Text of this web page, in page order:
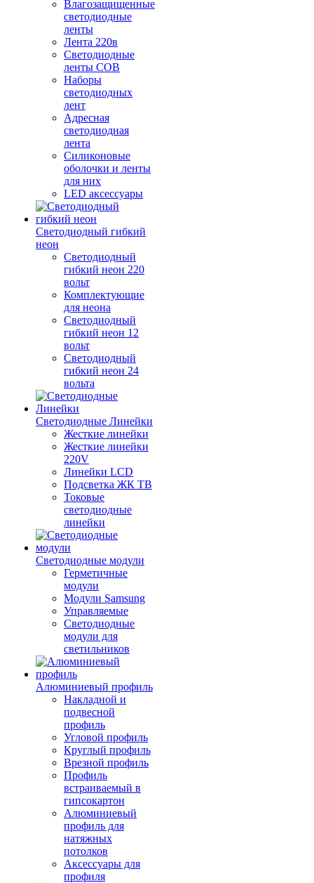
Влагозащищенные
светодиодные
ленты
Лента 220в
Светодиодные
ленты COB
Наборы
светодиодных
лент
Адресная
светодиодная
лента
Силиконовые
оболочки и ленты
для них
LED аксессуары
Светодиодный гибкий
неон
Светодиодный
гибкий неон 220
вольт
Комплектующие
для неона
Светодиодный
гибкий неон 12
вольт
Светодиодный
гибкий неон 24
вольта
Светодиодные Линейки
Жесткие линейки
Жесткие линейки
220V
Линейки LCD
Подсветка ЖК ТВ
Токовые
светодиодные
линейки
Светодиодные модули
Герметичные
модули
Модули Samsung
Управляемые
Светодиодные
модули для
светильников
Алюминиевый профиль
Накладной и
подвесной
профиль
Угловой профиль
Круглый профиль
Врезной профиль
Профиль
встраиваемый в
гипсокартон
Алюминиевый
профиль для
натяжных
потолков
Аксессуары для
профиля